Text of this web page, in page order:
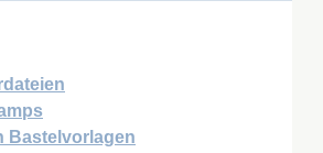
Bastelvorlagen